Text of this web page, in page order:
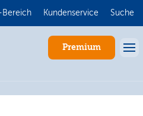
Bereich Kundenservice Suche
Premium